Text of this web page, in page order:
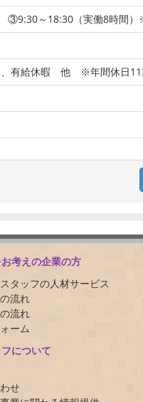
～18:30（実働8時間）
、有給休暇 他 ※年間休日
考えの企業の方
タッフの人材サービス
流れ
流れ
ーム
について
せ